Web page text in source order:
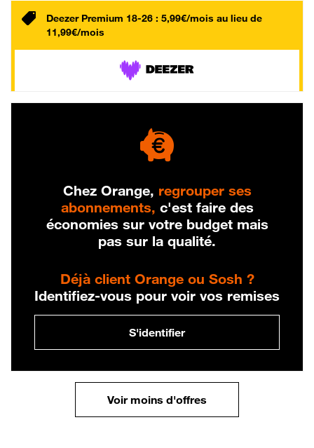
Deezer Premium 18-26 : 5,99€/mois au lieu de
11,99€/mois
Chez Orange, regrouper ses
abonnements, c'est faire des
économies sur votre budget mais
pas sur la qualité.
Déjà client Orange ou Sosh ?
Identifiez-vous pour voir vos remises
S'identifier
Voir moins d'offres